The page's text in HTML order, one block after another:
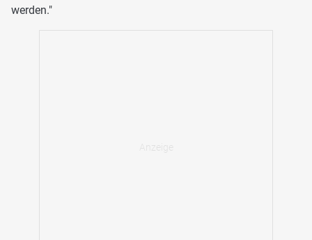
werden."